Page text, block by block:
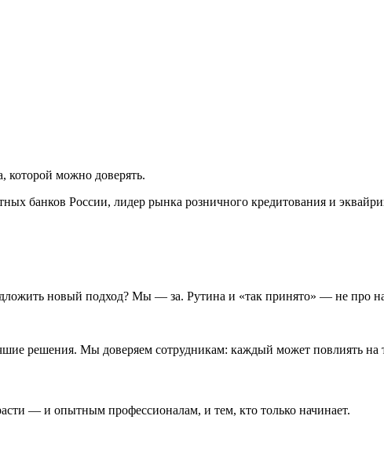
которой можно доверять.
банков России, лидер рынка розничного кредитования и
новый подход? Мы — за. Рутина и «так принято» — не про
решения. Мы доверяем сотрудникам: каждый может повлиять на
— и опытным профессионалам, и тем, кто только начинает.